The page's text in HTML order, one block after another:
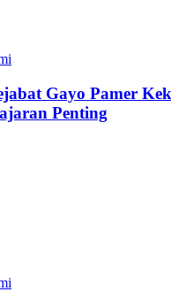
Gayo Pamer
Penting